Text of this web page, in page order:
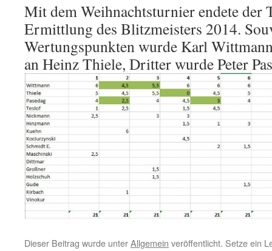
Mit dem Weihnachtsturnier endete der
Ermittlung des Blitzmeisters 2014.
Wertungspunkten wurde Karl
an Heinz Thiele, Dritter wurde Peter
Dieser Beitrag wurde unterAllgemein veröffentlicht. Setze ein